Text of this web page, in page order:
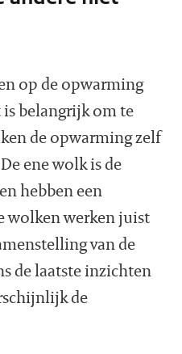
op de opwarming
is belangrijk om te
de opwarming zelf
ene wolk is de
hebben een
wolken werken juist
van de
de laatste inzichten
de